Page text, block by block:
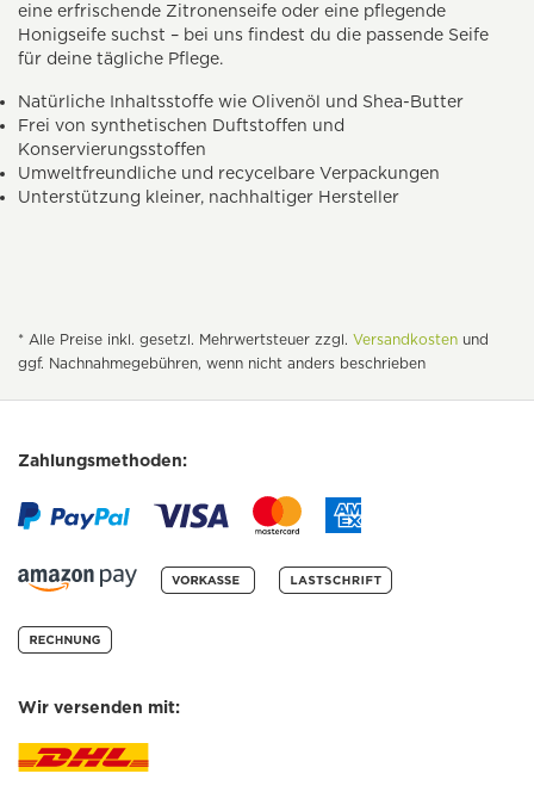
eine erfrischende Zitronenseife oder eine pflegende
Honigseife suchst – bei uns findest du die passende Seife
für deine tägliche Pflege.
Natürliche Inhaltsstoffe wie Olivenöl und Shea-Butter
Frei von synthetischen Duftstoffen und
Konservierungsstoffen
Umweltfreundliche und recycelbare Verpackungen
Unterstützung kleiner, nachhaltiger Hersteller
* Alle Preise inkl. gesetzl. Mehrwertsteuer zzgl. Versandkosten und
ggf. Nachnahmegebühren, wenn nicht anders beschrieben
Zahlungsmethoden:
Wir versenden mit: